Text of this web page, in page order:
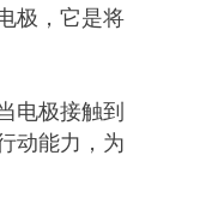
极，它是将
电极接触到
动能力，为